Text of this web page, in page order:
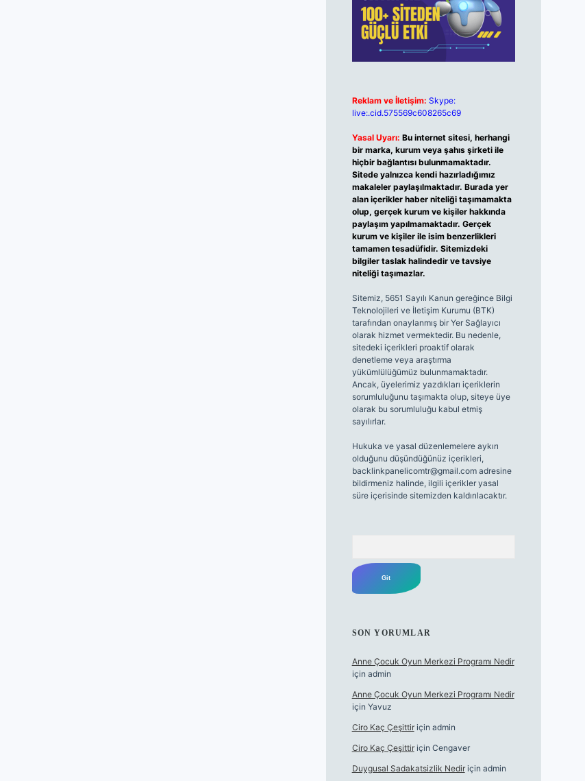
Reklam ve İletişim: Skype:
live:.cid.575569c608265c69
Yasal Uyarı: Bu internet sitesi, herhangi
bir marka, kurum veya şahıs şirketi ile
hiçbir bağlantısı bulunmamaktadır.
Sitede yalnızca kendi hazırladığımız
makaleler paylaşılmaktadır. Burada yer
alan içerikler haber niteliği taşımamakta
olup, gerçek kurum ve kişiler hakkında
paylaşım yapılmamaktadır. Gerçek
kurum ve kişiler ile isim benzerlikleri
tamamen tesadüfidir. Sitemizdeki
bilgiler taslak halindedir ve tavsiye
niteliği taşımazlar.
Sitemiz, 5651 Sayılı Kanun gereğince Bilgi
Teknolojileri ve İletişim Kurumu (BTK)
tarafından onaylanmış bir Yer Sağlayıcı
olarak hizmet vermektedir. Bu nedenle,
sitedeki içerikleri proaktif olarak
denetleme veya araştırma
yükümlülüğümüz bulunmamaktadır.
Ancak, üyelerimiz yazdıkları içeriklerin
sorumluluğunu taşımakta olup, siteye üye
olarak bu sorumluluğu kabul etmiş
sayılırlar.
Hukuka ve yasal düzenlemelere aykırı
olduğunu düşündüğünüz içerikleri,
backlinkpanelicomtr@gmail.comadresine
bildirmeniz halinde, ilgili içerikler yasal
süre içerisinde sitemizden kaldırılacaktır.
SON YORUMLAR
Anne Çocuk Oyun Merkezi Programı Nedir
için admin
Anne Çocuk Oyun Merkezi Programı Nedir
için Yavuz
Ciro Kaç Çeşittiriçin admin
Ciro Kaç Çeşittiriçin Cengaver
Duygusal Sadakatsizlik Nediriçin admin